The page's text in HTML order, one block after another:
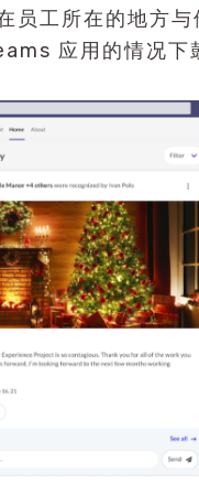
员工所在的地方
应用的情况下